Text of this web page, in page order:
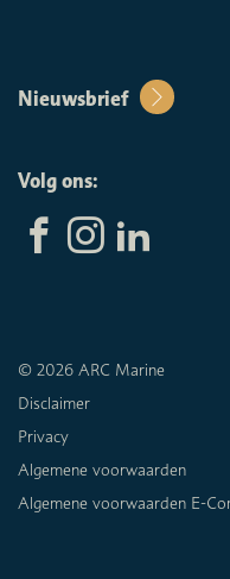
Nieuwsbrief
Volg ons:
© 2026 ARC Marine
Disclaimer
Privacy
Algemene voorwaarden
Algemene voorwaarden E-